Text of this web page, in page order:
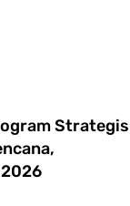
Strategis